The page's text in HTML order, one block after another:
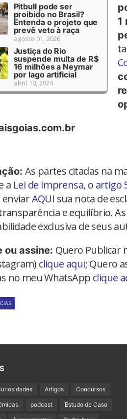
Pitbull pode ser
proibido no Brasil?
Entenda o projeto que
prevê veto à raça
agosto 01, 2026
Justiça do Rio
suspende multa de R$
16 milhões a Neymar
por lago artificial
abril 10, 2024
1
As partes citadas na
a Lei de Imprensa, o artigo
enviarAQUI sua nota de
e equilíbrio.
exclusiva de seus
ou assine: Quero Publicar
clique aqui; Quero
no meu WhatsApp clique
Artigos Concursos
podcast Estudo de Caso